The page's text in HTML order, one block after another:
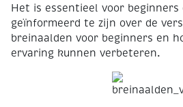
Het is essentieel voor beginners
geïnformeerd te zijn over de
breinaalden voor beginners en
ervaring kunnen verbeteren.